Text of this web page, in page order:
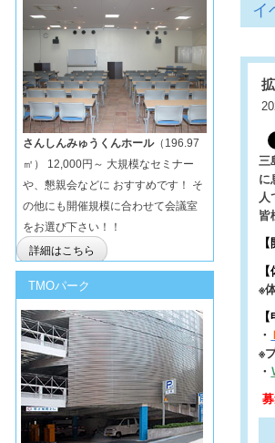
イ
三
に
人
皆
※
・
※
・
さんしんみゅうくんホール（196.97
㎡） 12,000円～ 大規模なセミナー
や、懇親会などに おすすめです！ そ
の他にも開催規模に合わせて会議室
をお選び下さい！！
詳細はこちら
TMOパーク